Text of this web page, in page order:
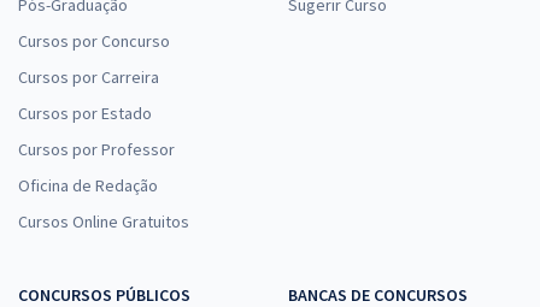
Pós-Graduação
Cursos por Concurso
Cursos por Carreira
Cursos por Estado
Cursos por Professor
Oficina de Redação
Cursos Online Gratuitos
Sugerir Curso
CONCURSOS PÚBLICOS
BANCAS DE CONCURSOS